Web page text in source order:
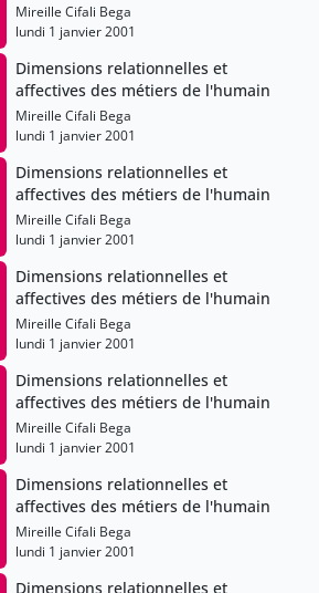
Mireille Cifali Bega
lundi 1 janvier 2001
Dimensions relationnelles et
affectives des métiers de l'humain
Mireille Cifali Bega
lundi 1 janvier 2001
Dimensions relationnelles et
affectives des métiers de l'humain
Mireille Cifali Bega
lundi 1 janvier 2001
Dimensions relationnelles et
affectives des métiers de l'humain
Mireille Cifali Bega
lundi 1 janvier 2001
Dimensions relationnelles et
affectives des métiers de l'humain
Mireille Cifali Bega
lundi 1 janvier 2001
Dimensions relationnelles et
affectives des métiers de l'humain
Mireille Cifali Bega
lundi 1 janvier 2001
Dimensions relationnelles et